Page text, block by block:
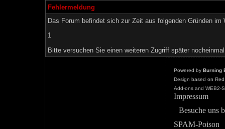
Fehlermeldung
Das Forum befindet sich zur Zeit aus folgenden Gründen im
1
Bitte versuchen Sie einen weiteren Zugriff später
Powered by Burning
Design based on
Add-ons and WEB2-
Impressum
Besuche uns
SPAM-Poison